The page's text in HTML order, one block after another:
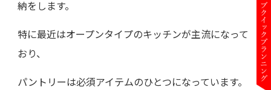
納をします。
特に最近はオープンタイプのキッチンが主流になって
おり、
パントリーは必須アイテムのひとつになっています。